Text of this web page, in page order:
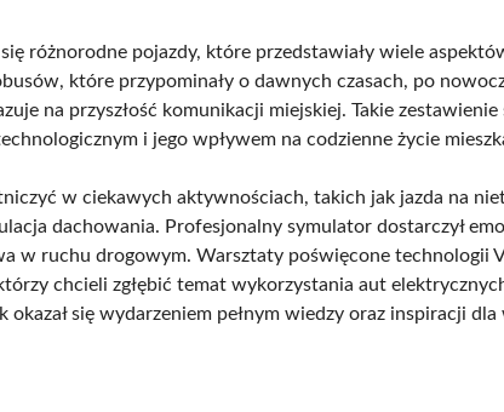
różnorodne pojazdy, które przedstawiały wiele
które przypominały o dawnych czasach, po
na przyszłość komunikacji miejskiej. Takie zestawienie
i jego wpływem na codzienne życie
w ciekawych aktywnościach, takich jak jazda na
dachowania. Profesjonalny symulator dostarczył
w ruchu drogowym. Warsztaty poświęcone technologii
chcieli zgłębić temat wykorzystania aut
się wydarzeniem pełnym wiedzy oraz inspiracji